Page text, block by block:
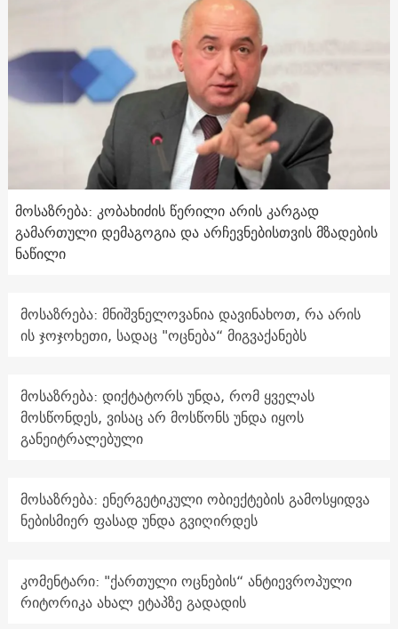
მოსაზრება: კობახიძის წერილი არის კარგად
გამართული დემაგოგია და არჩევნებისთვის მზადების
ნაწილი
მოსაზრება: მნიშვნელოვანია დავინახოთ, რა არის
ის ჯოჯოხეთი, სადაც "ოცნება“ მიგვაქანებს
მოსაზრება: დიქტატორს უნდა, რომ ყველას
მოსწონდეს, ვისაც არ მოსწონს უნდა იყოს
განეიტრალებული
მოსაზრება: ენერგეტიკული ობიექტების გამოსყიდვა
ნებისმიერ ფასად უნდა გვიღირდეს
კომენტარი: "ქართული ოცნების“ ანტიევროპული
რიტორიკა ახალ ეტაპზე გადადის